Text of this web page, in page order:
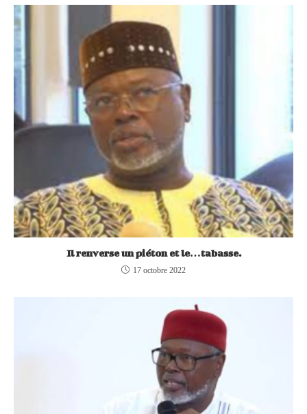
Il renverse un piéton et le…tabasse.
17 octobre 2022